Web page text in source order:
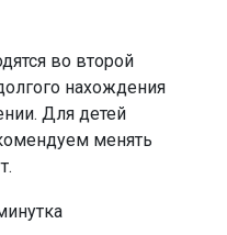
во второй
нахождения
Для детей
менять